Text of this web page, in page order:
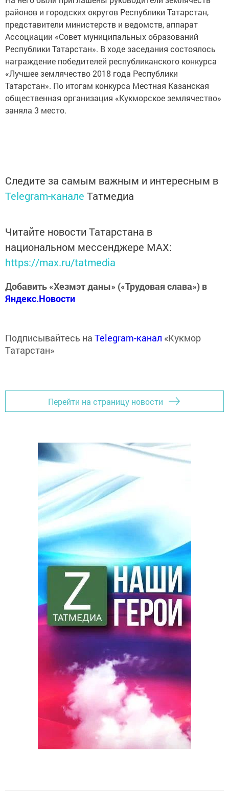
районов и городских округов Республики Татарстан,
представители министерств и ведомств, аппарат
Ассоциации «Совет муниципальных образований
Республики Татарстан». В ходе заседания состоялось
награждение победителей республиканского конкурса
«Лучшее землячество 2018 года Республики
Татарстан». По итогам конкурса Местная Казанская
общественная организация «Кукморское землячество»
заняла 3 место.
Следите за самым важным и интересным в
Telegram-канале Татмедиа
Читайте новости Татарстана в
национальном мессенджере MАХ:
https://max.ru/tatmedia
Добавить «Хезмэт даны» («Трудовая слава») в
Яндекс.Новости
Подписывайтесь на Telegram-канал «Кукмор
Татарстан»
Перейти на страницу новости